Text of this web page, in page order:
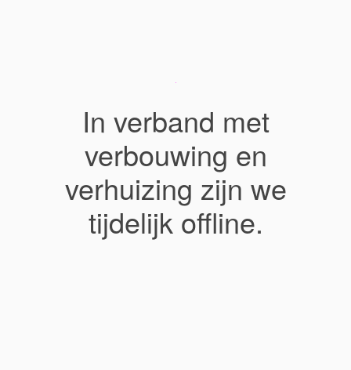
In verband met
verbouwing en
verhuizing zijn we
tijdelijk offline.